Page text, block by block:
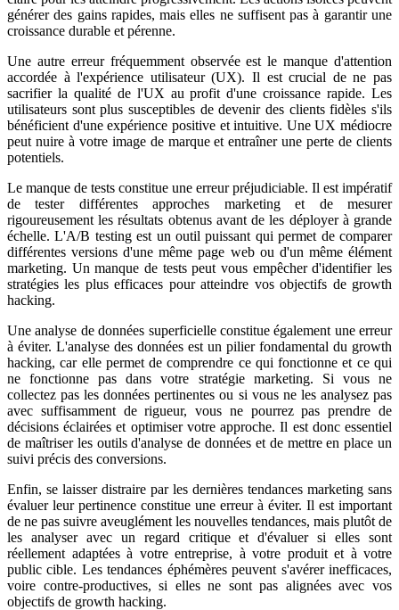
générer des gains rapides, mais elles ne suffisent pas à garantir une
croissance durable et pérenne.
Une autre erreur fréquemment observée est le manque d'attention
accordée à l'expérience utilisateur (UX). Il est crucial de ne pas
sacrifier la qualité de l'UX au profit d'une croissance rapide. Les
utilisateurs sont plus susceptibles de devenir des clients fidèles s'ils
bénéficient d'une expérience positive et intuitive. Une UX médiocre
peut nuire à votre image de marque et entraîner une perte de clients
potentiels.
Le manque de tests constitue une erreur préjudiciable. Il est impératif
de tester différentes approches marketing et de mesurer
rigoureusement les résultats obtenus avant de les déployer à grande
échelle. L'A/B testing est un outil puissant qui permet de comparer
différentes versions d'une même page web ou d'un même élément
marketing. Un manque de tests peut vous empêcher d'identifier les
stratégies les plus efficaces pour atteindre vos objectifs de growth
hacking.
Une analyse de données superficielle constitue également une erreur
à éviter. L'analyse des données est un pilier fondamental du growth
hacking, car elle permet de comprendre ce qui fonctionne et ce qui
ne fonctionne pas dans votre stratégie marketing. Si vous ne
collectez pas les données pertinentes ou si vous ne les analysez pas
avec suffisamment de rigueur, vous ne pourrez pas prendre de
décisions éclairées et optimiser votre approche. Il est donc essentiel
de maîtriser les outils d'analyse de données et de mettre en place un
suivi précis des conversions.
Enfin, se laisser distraire par les dernières tendances marketing sans
évaluer leur pertinence constitue une erreur à éviter. Il est important
de ne pas suivre aveuglément les nouvelles tendances, mais plutôt de
les analyser avec un regard critique et d'évaluer si elles sont
réellement adaptées à votre entreprise, à votre produit et à votre
public cible. Les tendances éphémères peuvent s'avérer inefficaces,
voire contre-productives, si elles ne sont pas alignées avec vos
objectifs de growth hacking.